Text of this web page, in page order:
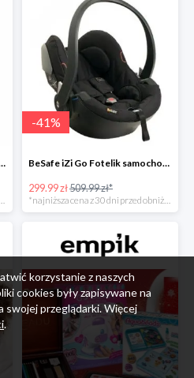
do fotelika iZi Go -26%
dni przed obniżką
-41%
BeSafe iZi Go Fotelik samochodowy, 0-13 kg, Czarny Cab -41%
299.99 zł509.99 zł*
*najniższa cena z 30 dni przed obniżką
korzystanie z naszych
cookies były zapisywane na
swojej przeglądarki. Więcej
.